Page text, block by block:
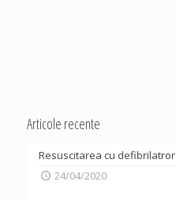
Articole recente
Resuscitarea cu defibrilatror
24/04/2020